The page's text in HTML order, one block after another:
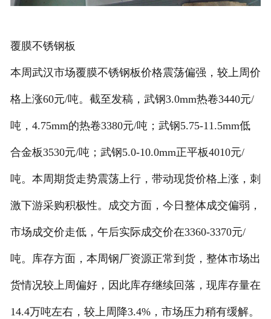
覆膜不锈钢板
本周武汉市场覆膜不锈钢板价格震荡偏强，较上周价
格上涨60元/吨。截至发稿，武钢3.0mm热卷3440元/
吨，4.75mm的热卷3380元/吨；武钢5.75-11.5mm低
合金板3530元/吨；武钢5.0-10.0mm正平板4010元/
吨。本周期货走势震荡上行，带动现货价格上涨，刺
激下游采购积极性。成交方面，今日整体成交偏弱，
市场成交价走低，午后实际成交价在3360-3370元/
吨。库存方面，本周钢厂资源正常到货，整体市场出
货情况较上周偏好，因此库存继续回落，现库存量在
14.4万吨左右，较上周降3.4%，市场压力稍有缓解。